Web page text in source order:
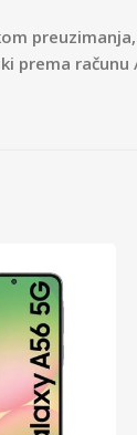
prema računu